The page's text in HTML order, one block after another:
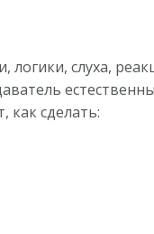
логики, слуха,
как сделать: